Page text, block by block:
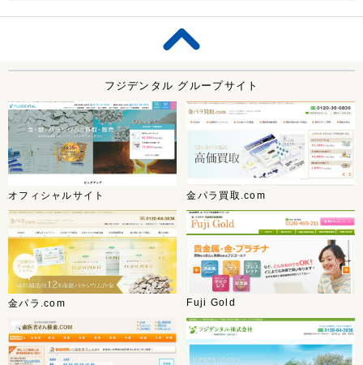
フジデンタル グループサイト
オフィシャルサイト 金パラ買取.com
金パラ.com Fuji Gold